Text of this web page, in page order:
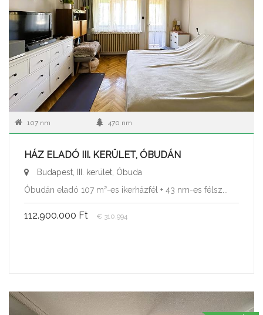
107 nm 470 nm
HÁZ ELADÓ III. KERÜLET, ÓBUDÁN
Budapest, III. kerület, Óbuda
Óbudán eladó 107 m²-es ikerházfél + 43 nm-es félsz...
112.900.000 Ft € 310.994